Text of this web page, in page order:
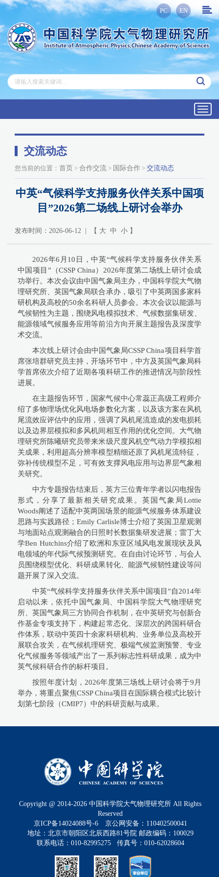
PC EN
交流动态
您当前的位置： 首页 > 合作交流 > 国际合作 > 交流动态
中英“气候科学支持服务伙伴关系中国项
目”2026第二场线上研讨会举办
发布时间：2026-06-12 | 【 大 中 小 】
2026年6月10日，中英“气候科学支持服务伙伴关系
中国项目”（CSSP China）2026年度第二场线上研讨会成
功举行。本次会议由中国气象局主办，中国科学院大气物
理研究所、英国气象局联合承办，吸引了中英两国多家科
研机构及高校的50余名科研人员参会。本次会议以能源与
气候韧性为主题，围绕风电模拟技术、气候数据集研发、
能源领域气候服务应用等前沿方向开展主题报告及深度学
术交流。
本次线上研讨会由中国气象局CSSP China项目科学首
席张培群研究员主持，开场环节中，中方及英国气象局科
学首席依次介绍了近期各项科研工作的推进情况与阶段性
进展。
在主题报告环节，国家气候中心常蕊正高级工程师介
绍了多物理场优化风电场参数化方案，以及该方案在风机
尾流效应评估中的应用，强调了风机尾流造成的发电损耗
以及边界层模拟和多风机间相互作用的优化空间。大气物
理研究所陈曦研究员带来米级尺度风机空气动力学模拟相
关成果，利用超高分辨率模型精细还原了风机尾流特征，
弥补传统模型不足，可有效支撑风电应用与边界层气象相
关研究。
中方专题报告结束后，英方三位青年学者以闪电报告
形式，分享了最新相关研究成果。英国气象局Lottie
Woods阐述了适配中英两国场景的能源气候服务体系建设
思路与实践路径；Emily Carlisle博士介绍了英国卫星观测
与地面站点观测融合的日照时长数据集研发进展；雷丁大
学Ben Hutchins介绍了欧洲和东亚区域风电发展现状及风
电领域的年代际气候预测研究。在自由讨论环节，与会人
员围绕模型优化、科研成果转化、能源气候韧性建设等问
题开展了深入交流。
中英“气候科学支持服务伙伴关系中国项目”自2014年
启动以来，依托中国气象局、中国科学院大气物理研究
所、英国气象局三方协同合作机制，在中英研究与创新合
作基金专项支持下，构建起常态化、深层次的跨国科研合
作体系，联动中英四十余家科研机构、业务单位及高校开
展联合攻关，在气候机理研究、极端气候监测预警、专业
化气候服务等领域产出了一系列标志性科研成果，成为中
英气候科研合作的标杆项目。
按照年度计划，2026年度第三场线上研讨会将于9月
举办，将重点聚焦CSSP China项目在国际耦合模式比较计
划第七阶段（CMIP7）中的科研贡献与成果。
Copyright @ 2014-2026 中国科学院大气物理研究所 All Rights
Reserved
京ICP备14024088号-6
京公网安备：110402500041
地址：北京市朝阳区北辰西路81号院 邮政编码：100029
联系电话：010-82995275 传真号：010-62028604